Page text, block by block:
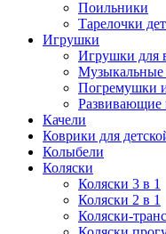
Поильники
Тарелочки
Игрушки
Игрушки для
Музыкальные
Погремушки
Развивающие
Качели
Коврики для
Колыбели
Коляски
Коляски 3 в 1
Коляски 2 в 1
Коляски-